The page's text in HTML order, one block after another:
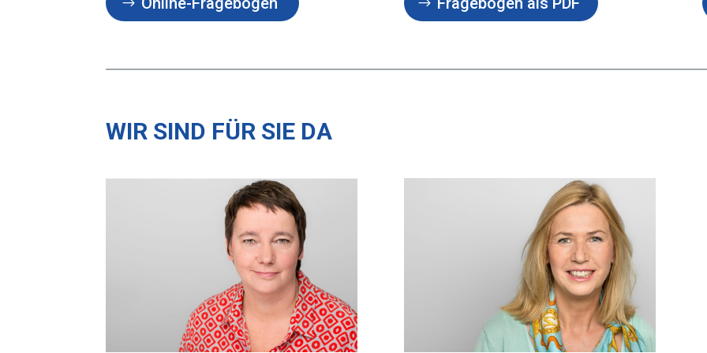
WIR SIND FÜR SIE DA